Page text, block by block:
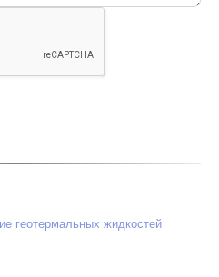
геотермальных жидкостей